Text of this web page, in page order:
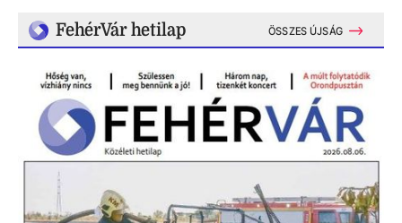
FehérVár hetilap ÖSSZES ÚJSÁG